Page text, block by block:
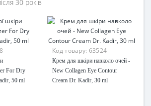
30 років
For Dry
50 ml
Код товару: 63524
Крем для шкіри навколо очей -
New Collagen Eye Contour
Cream Dr. Kadir, 30 ml